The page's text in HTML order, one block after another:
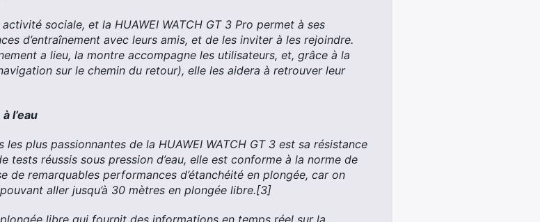
sociale, et la HUAWEI WATCH GT 3 Pro permet à ses
d’entraînement avec leurs amis, et de les inviter à les rejoindre.
a lieu, la montre accompagne les utilisateurs, et, grâce à la
sur le chemin du retour), elle les aidera à retrouver leur
l’eau
les plus passionnantes de la HUAWEI WATCH GT 3 est sa résistance
tests réussis sous pression d’eau, elle est conforme à la norme de
de remarquables performances d’étanchéité en plongée, car on
aller jusqu’à 30 mètres en plongée libre.[3]
libre qui fournit des informations en temps réel sur la